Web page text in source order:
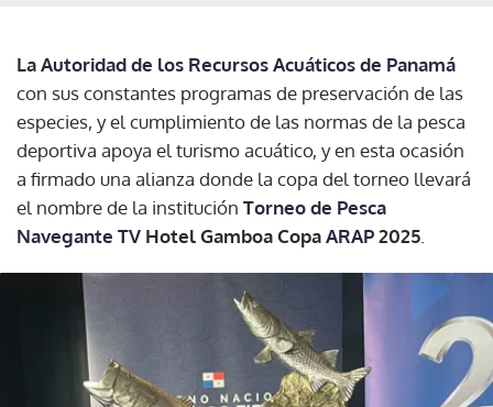
LaAutoridad de los Recursos Acuáticos de Panamá
con sus constantes programas de preservación de las
especies, y el cumplimiento de las normas de la pesca
deportiva apoya el turismo acuático, y en esta ocasión
a firmado una alianza donde la copa del torneo llevará
el nombre de la institución Torneo de Pesca
Navegante TV Hotel Gamboa CopaARAP2025